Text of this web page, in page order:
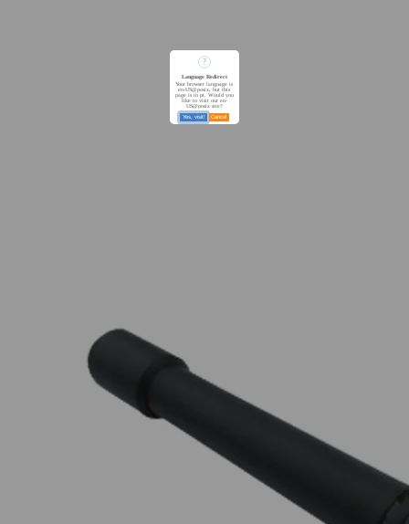
?
Language Redirect
Your browser language is
en-US@posix, but this
page is in pt. Would you
like to visit our en-
US@posix site?
Yes, visit! Cancel